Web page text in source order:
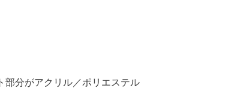
部分がアクリル／ポリエステル